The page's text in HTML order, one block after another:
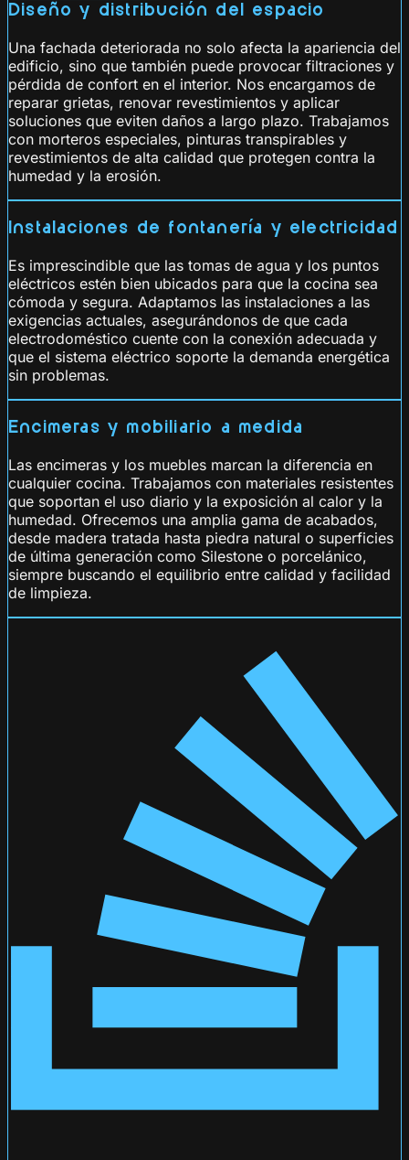
Diseño y distribución del espacio
Una fachada deteriorada no solo afecta la apariencia del
edificio, sino que también puede provocar filtraciones y
pérdida de confort en el interior. Nos encargamos de
reparar grietas, renovar revestimientos y aplicar
soluciones que eviten daños a largo plazo. Trabajamos
con morteros especiales, pinturas transpirables y
revestimientos de alta calidad que protegen contra la
humedad y la erosión.
Instalaciones de fontanería y electricidad
Es imprescindible que las tomas de agua y los puntos
eléctricos estén bien ubicados para que la cocina sea
cómoda y segura. Adaptamos las instalaciones a las
exigencias actuales, asegurándonos de que cada
electrodoméstico cuente con la conexión adecuada y
que el sistema eléctrico soporte la demanda energética
sin problemas.
Encimeras y mobiliario a medida
Las encimeras y los muebles marcan la diferencia en
cualquier cocina. Trabajamos con materiales resistentes
que soportan el uso diario y la exposición al calor y la
humedad. Ofrecemos una amplia gama de acabados,
desde madera tratada hasta piedra natural o superficies
de última generación como Silestone o porcelánico,
siempre buscando el equilibrio entre calidad y facilidad
de limpieza.